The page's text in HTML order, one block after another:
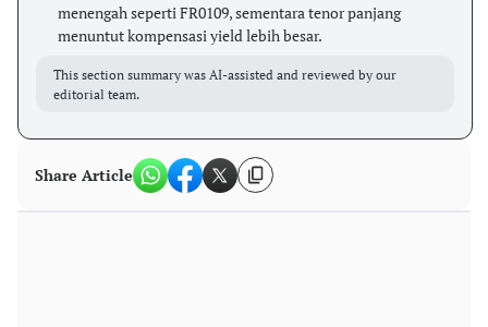
menengah seperti FR0109, sementara tenor panjang
menuntut kompensasi yield lebih besar.
This section summary was AI-assisted and reviewed by our
editorial team.
Share Article